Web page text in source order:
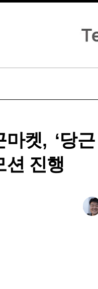
마켓, ‘당
션 진행